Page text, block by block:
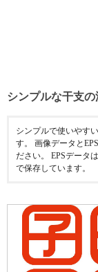
シンプルな干支
シンプルで使いやす
す。 画像データと
ださい。 EPSデータ
で保存しています。